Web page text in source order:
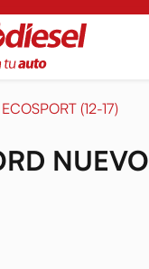
(12-17)
NUEVO